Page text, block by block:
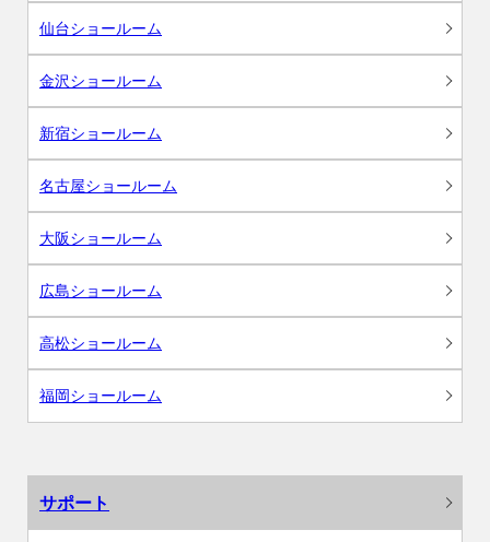
仙台ショールーム
金沢ショールーム
新宿ショールーム
名古屋ショールーム
大阪ショールーム
広島ショールーム
高松ショールーム
福岡ショールーム
サポート